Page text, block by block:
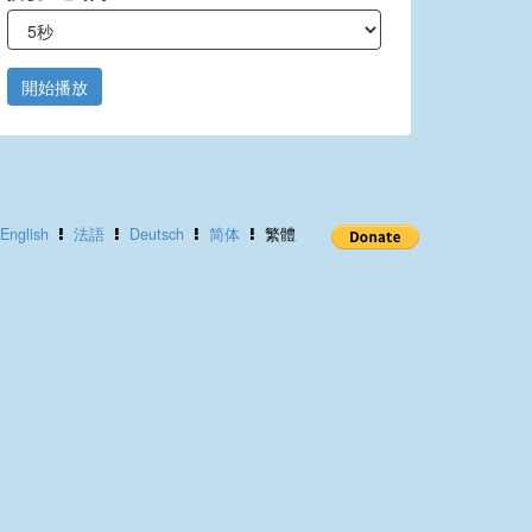
開始播放
English 法語 Deutsch 简体 繁體